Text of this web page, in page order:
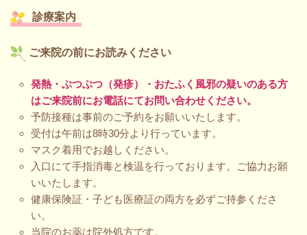
診療案内
ご来院の前にお読みください
発熱・ぶつぶつ（発疹）・おたふく風邪の疑いのある方
はご来院前にお電話にてお問い合わせください。
予防接種は事前のご予約をお願いいたします。
受付は午前は8時30分より行っています。
マスク着用でお越しください。
入口にて手指消毒と検温を行っております。ご協力お願
いいたします。
健康保険証・子ども医療証の両方を必ずご持参くださ
い。
当院のお薬は院外処方です。